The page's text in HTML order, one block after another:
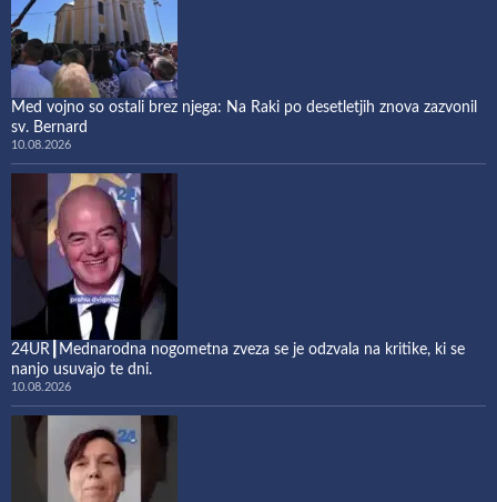
Med vojno so ostali brez njega: Na Raki po desetletjih znova zazvonil
sv. Bernard
10.08.2026
24UR┃Mednarodna nogometna zveza se je odzvala na kritike, ki se
nanjo usuvajo te dni.
10.08.2026